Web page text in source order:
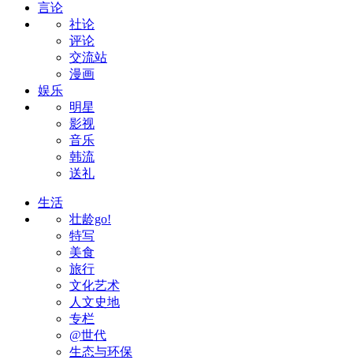
言论
社论
评论
交流站
漫画
娱乐
明星
影视
音乐
韩流
送礼
生活
壮龄go!
特写
美食
旅行
文化艺术
人文史地
专栏
@世代
生态与环保